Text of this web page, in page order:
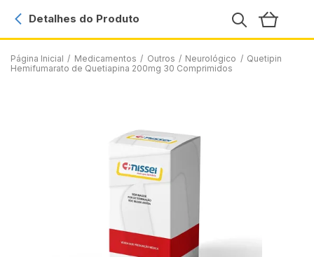
Página Inicial / Medicamentos / Outros / Neurológico / Quetipin
Hemifumarato de Quetiapina 200mg 30 Comprimidos
Detalhes do Produto